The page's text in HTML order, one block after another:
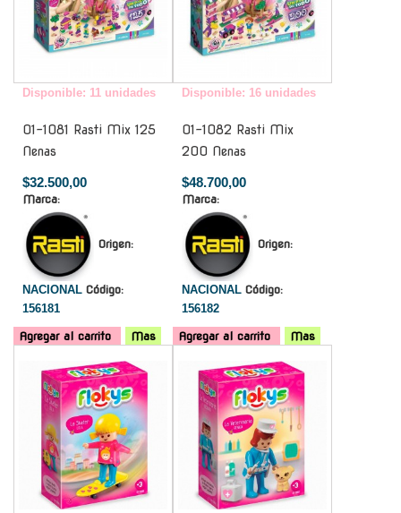
Disponible: 11 unidades
01-1081 Rasti Mix 125
Nenas
$32.500,00
Marca:
Origen:
NACIONAL Código:
156181
Agregar al carrito Mas
Disponible: 16 unidades
01-1082 Rasti Mix
200 Nenas
$48.700,00
Marca:
Origen:
NACIONAL Código:
156182
Agregar al carrito
Mas